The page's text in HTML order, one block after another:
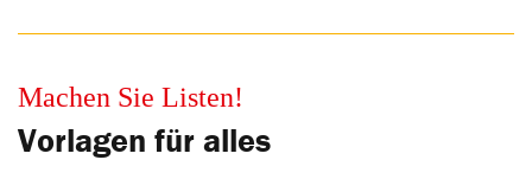
Machen Sie Listen!
Vorlagen für alles